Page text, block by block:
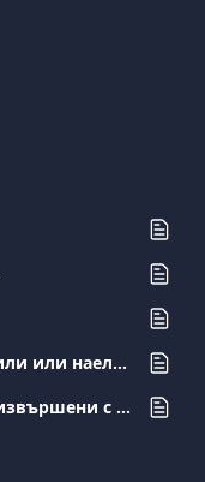
Как да проверите дали сте закупили или наели вашия терминал
Как мога да видя транзакциите, извършени с моята карта?